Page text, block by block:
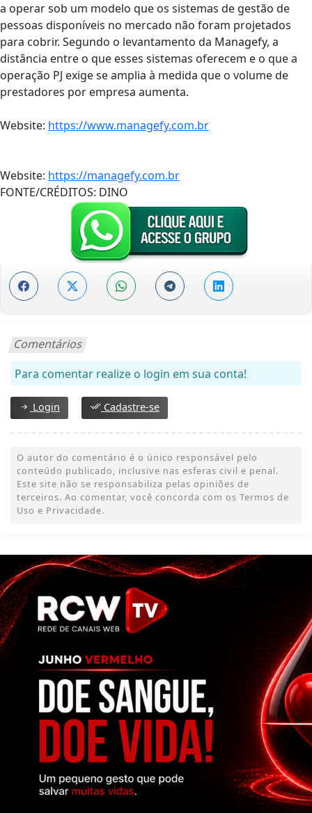
a operar sob um modelo que os sistemas de gestão de
pessoas disponíveis no mercado não foram projetados
para cobrir. Segundo o levantamento da Managefy, a
distância entre o que esses sistemas oferecem e o que a
operação PJ exige se amplia à medida que o volume de
prestadores por empresa aumenta.
Website: https://www.managefy.com.br
Website: https://managefy.com.br
FONTE/CRÉDITOS: DINO
Comentários
Para comentar realize o login em sua conta!
Login Cadastre-se
O autor do comentário é o único responsável pelo
conteúdo publicado, inclusive nas esferas civil e penal.
Este site não se responsabiliza pelas opiniões de
terceiros. Ao comentar, você concorda com os Termos de
Uso e Privacidade.